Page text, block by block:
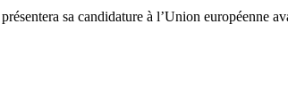
sa candidature à l’Union européenne